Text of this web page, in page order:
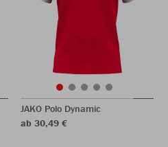
JAKO Polo Dynamic
ab 30,49 €